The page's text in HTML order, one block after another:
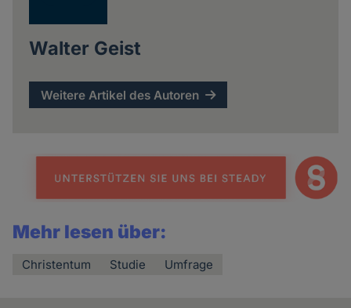
Walter Geist
Weitere Artikel des Autoren
Mehr lesen über:
Christentum Studie Umfrage